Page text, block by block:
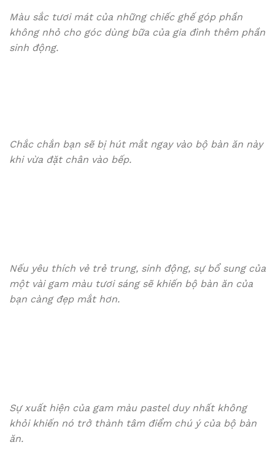
Màu sắc tươi mát của những chiếc ghế góp phần
không nhỏ cho góc dùng bữa của gia đình thêm phần
sinh động.
Chắc chắn bạn sẽ bị hút mắt ngay vào bộ bàn ăn này
khi vừa đặt chân vào bếp.
Nếu yêu thích vẻ trẻ trung, sinh động, sự bổ sung của
một vài gam màu tươi sáng sẽ khiến bộ bàn ăn của
bạn càng đẹp mắt hơn.
Sự xuất hiện của gam màu pastel duy nhất không
khỏi khiến nó trở thành tâm điểm chú ý của bộ bàn
ăn.